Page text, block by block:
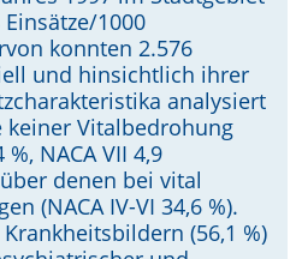
1000
konnten 2.576
und hinsichtlich ihrer
analysiert
keiner Vitalbedrohung
NACA VII 4,9
denen bei vital
(NACA IV-VI 34,6 %).
(56,1 %)